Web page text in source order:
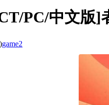
PC/中文版]
game2